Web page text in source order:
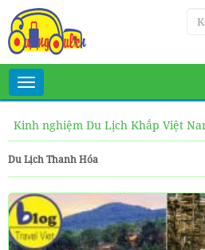
Toggle
navigation
Kinh nghiệm Du Lịch Khắp Việt
Du Lịch Thanh Hóa